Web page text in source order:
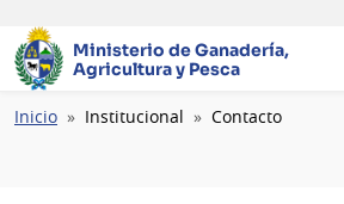
Ministerio de Ganadería,
Agricultura y Pesca
Ruta
Inicio Institucional Contacto